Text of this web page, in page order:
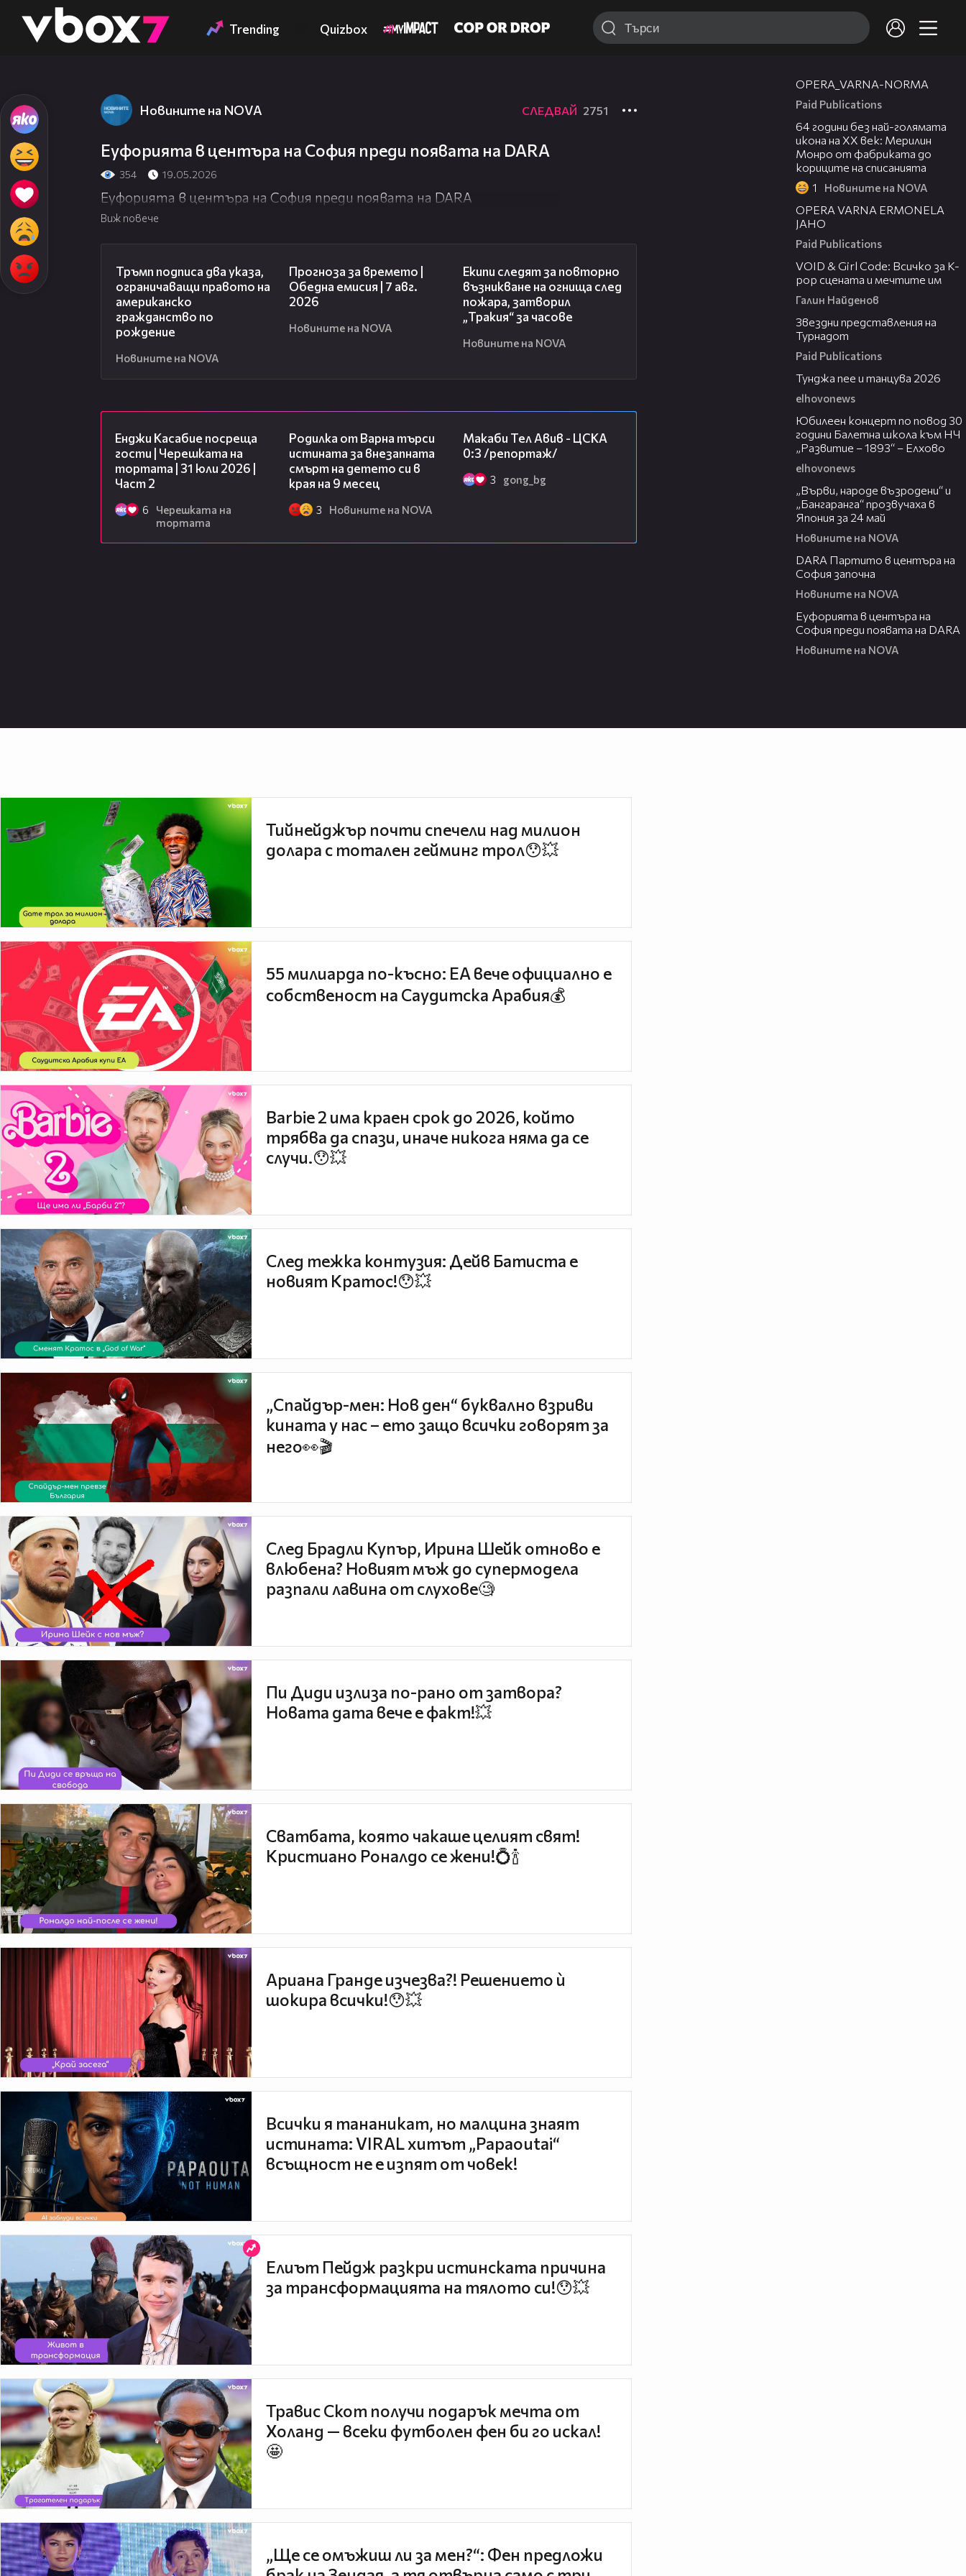
👾 Trending Quizbox
Новините на NOVA СЛЕДВАЙ 2751
Еуфорията в центъра на София преди появата на DARA
354 19.05.2026
Еуфорията в центъра на София преди появата на DARA
Виж повече
Тръмп подписа два указа,
ограничаващи правото на
американско
гражданство по
рождение
Новините на NOVA
Прогноза за времето |
Обедна емисия | 7 авг.
2026
Новините на NOVA
Екипи следят за повторно
възникване на огнища след
пожара, затворил
„Тракия“ за часове
Новините на NOVA
Енджи Касабие посреща
гости | Черешката на
тортата | 31 юли 2026 |
Част 2
6
Черешката на
тортата
Родилка от Варна търси
истината за внезапната
смърт на детето си в
края на 9 месец
3 Новините на NOVA
Макаби Тел Авив - ЦСКА
0:3 /репортаж/
3 gong_bg
OPERA_VARNA-NORMA
Paid Publications
64 години без най-голямата
икона на XX век: Мерилин
Монро от фабриката до
кориците на списанията
1 Новините на NOVA
OPERA VARNA ERMONELA
JAHO
Paid Publications
VOID & Girl Code: Всичко за K-
pop сцената и мечтите им
Галин Найденов
Звездни представления на
Турнадот
Paid Publications
Тунджа пее и танцува 2026
elhovonews
Юбилеен концерт по повод 30
години Балетна школа към НЧ
„Развитие – 1893“ – Елхово
elhovonews
„Върви, народе възродени“ и
„Бангаранга“ прозвучаха в
Япония за 24 май
Новините на NOVA
DARA Партито в центъра на
София започна
Новините на NOVA
Еуфорията в центъра на
София преди появата на DARA
Новините на NOVA
Тийнейджър почти спечели над милион
долара с тотален гейминг трол😯💥
55 милиарда по-късно: EA вече официално е
собственост на Саудитска Арабия💰
Barbie 2 има краен срок до 2026, който
трябва да спази, иначе никога няма да се
случи.😯💥
След тежка контузия: Дейв Батиста е
новият Кратос!😯💥
„Спайдър-мен: Нов ден“ буквално взриви
кината у нас – ето защо всички говорят за
него👀🎬
След Брадли Купър, Ирина Шейк отново е
влюбена? Новият мъж до супермодела
разпали лавина от слухове🧐
Пи Диди излиза по-рано от затвора?
Новата дата вече е факт!💥
Сватбата, която чакаше целият свят!
Кристиано Роналдо се жени!💍🍾
Ариана Гранде изчезва?! Решението ѝ
шокира всички!😯💥
Всички я тананикат, но малцина знаят
истината: VIRAL хитът „Papaoutai“
всъщност не е изпят от човек!
Елиът Пейдж разкри истинската причина
за трансформацията на тялото си!😯💥
Травис Скот получи подарък мечта от
Холанд — всеки футболен фен би го искал!
🤩
„Ще се омъжиш ли за мен?“: Фен предложи